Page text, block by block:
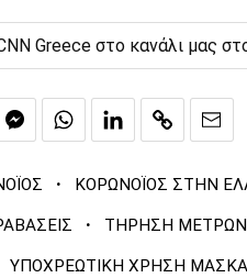
Greece στο κανάλι μας
· ΚΟΡΩΝΟΪΟΣ ΣΤΗΝ
· ΤΗΡΗΣΗ ΜΕΤΡΩΝ
ΥΠΟΧΡΕΩΤΙΚΗ ΧΡΗΣΗ